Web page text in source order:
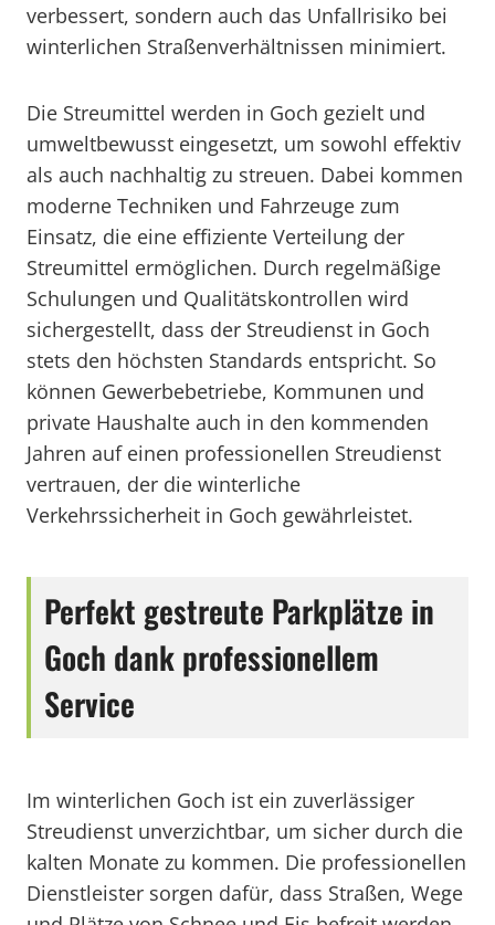
verbessert, sondern auch das Unfallrisiko bei
winterlichen Straßenverhältnissen minimiert.
Die Streumittel werden in Goch gezielt und
umweltbewusst eingesetzt, um sowohl effektiv
als auch nachhaltig zu streuen. Dabei kommen
moderne Techniken und Fahrzeuge zum
Einsatz, die eine effiziente Verteilung der
Streumittel ermöglichen. Durch regelmäßige
Schulungen und Qualitätskontrollen wird
sichergestellt, dass der Streudienst in Goch
stets den höchsten Standards entspricht. So
können Gewerbebetriebe, Kommunen und
private Haushalte auch in den kommenden
Jahren auf einen professionellen Streudienst
vertrauen, der die winterliche
Verkehrssicherheit in Goch gewährleistet.
Perfekt gestreute Parkplätze in
Goch dank professionellem
Service
Im winterlichen Goch ist ein zuverlässiger
Streudienst unverzichtbar, um sicher durch die
kalten Monate zu kommen. Die professionellen
Dienstleister sorgen dafür, dass Straßen, Wege